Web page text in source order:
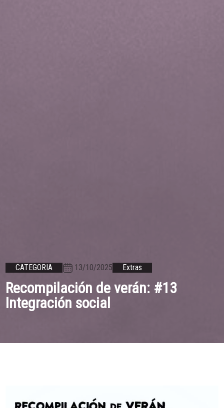
CATEGORIA 13/10/2025 Extras
Recompilación de verán: #13
Integración social